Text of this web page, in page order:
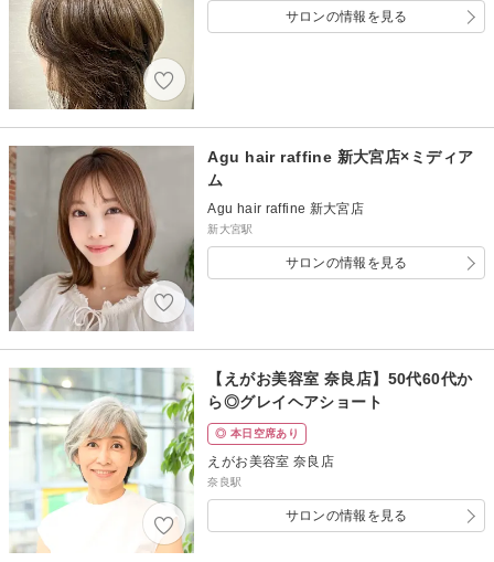
サロンの情報を見る
Agu hair raffine 新大宮店×ミディア
ム
Agu hair raffine 新大宮店
新大宮駅
サロンの情報を見る
【えがお美容室 奈良店】50代60代か
ら◎グレイヘアショート
◎ 本日空席あり
えがお美容室 奈良店
奈良駅
サロンの情報を見る